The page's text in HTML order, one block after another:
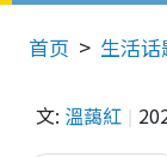
首页 生活话
文: 溫藹紅